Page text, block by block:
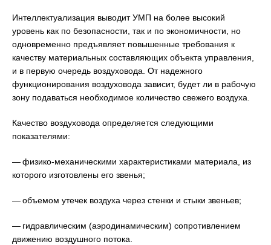
Интеллектуализация выводит УМП на более высокий
уровень как по безопасности, так и по экономичности, но
одновременно предъявляет повышенные требования к
качеству материальных составляющих объекта управления,
и в первую очередь воздуховода. От надежного
функционирования воздуховода зависит, будет ли в рабочую
зону подаваться необходимое количество свежего воздуха.
Качество воздуховода определяется следующими
показателями:
— физико-механическими характеристиками материала, из
которого изготовлены его звенья;
— объемом утечек воздуха через стенки и стыки звеньев;
— гидравлическим (аэродинамическим) сопротивлением
движению воздушного потока.